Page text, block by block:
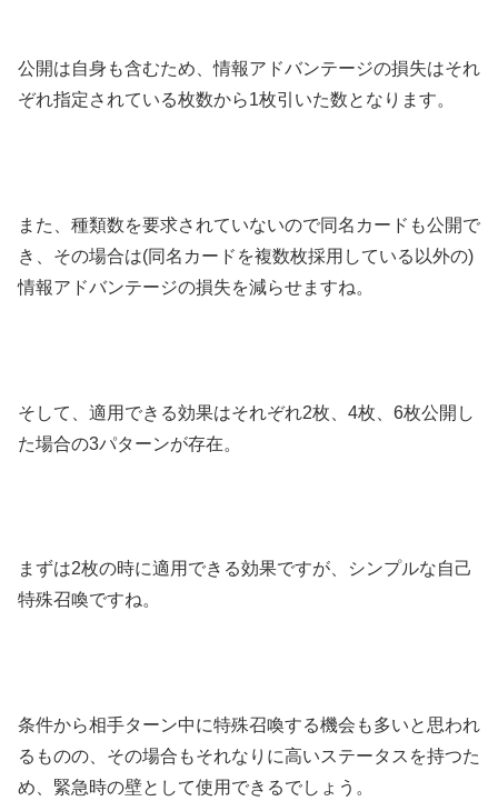
公開は自身も含むため、情報アドバンテージの損失はそれ
ぞれ指定されている枚数から1枚引いた数となります。
また、種類数を要求されていないので同名カードも公開で
き、その場合は(同名カードを複数枚採用している以外の)
情報アドバンテージの損失を減らせますね。
そして、適用できる効果はそれぞれ2枚、4枚、6枚公開し
た場合の3パターンが存在。
まずは2枚の時に適用できる効果ですが、シンプルな自己
特殊召喚ですね。
条件から相手ターン中に特殊召喚する機会も多いと思われ
るものの、その場合もそれなりに高いステータスを持つた
め、緊急時の壁として使用できるでしょう。